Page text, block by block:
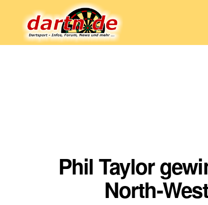
Phil Taylor
North-